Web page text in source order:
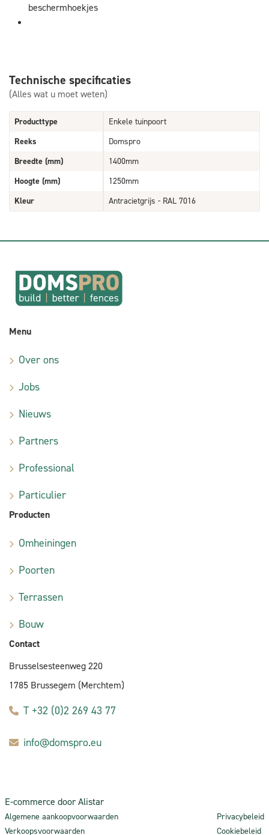
beschermhoekjes
Technische specificaties
(Alles wat u moet weten)
Producttype
Enkele tuinpoort
Reeks
Domspro
Breedte (mm)
1400mm
Hoogte (mm)
1250mm
Kleur
Antracietgrijs - RAL 7016
Menu
Over ons
Jobs
Nieuws
Partners
Professional
Particulier
Producten
Omheiningen
Poorten
Terrassen
Bouw
Contact
Brusselsesteenweg 220
1785 Brussegem (Merchtem)
T +32 (0)2 269 43 77
info@domspro.eu
E-commerce door Alistar
Algemene aankoopvoorwaarden
Verkoopsvoorwaarden
Privacybeleid
Cookiebeleid